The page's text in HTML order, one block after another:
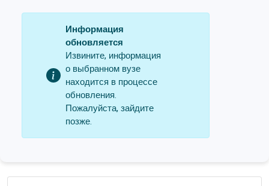
Информация
обновляется
Извините, информация
о выбранном вузе
находится в процессе
обновления.
Пожалуйста, зайдите
позже.